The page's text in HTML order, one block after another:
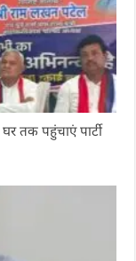
तक पहुंचाएं पार्टी